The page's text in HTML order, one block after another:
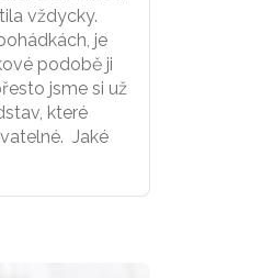
vždycky.
je
podobě ji
jsme si už
které
Jaké